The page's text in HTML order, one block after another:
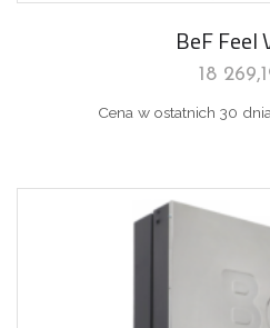
BeF Feel
18
Cena w ostatnich 30